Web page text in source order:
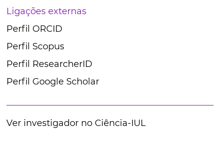
Ligações externas
Perfil ORCID
Perfil Scopus
Perfil ResearcherID
Perfil Google Scholar
Ver investigador no Ciência-IUL